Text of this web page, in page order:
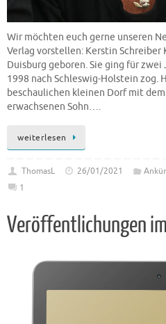
Wir möchten euch gerne unseren
Verlag vorstellen: Kerstin Schreiber
Duisburg geboren. Sie ging für zwei
1998 nach Schleswig-Holstein zog.
beschaulichen kleinen Dorf mit
erwachsenen Sohn….
weiterlesen
ThomasL 26/01/2021
1
Veröffentlichungen